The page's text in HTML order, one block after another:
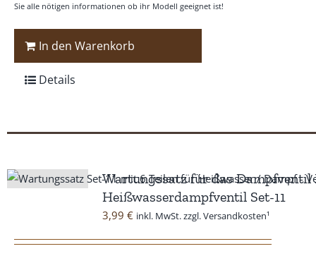
Sie alle nötigen informationen ob ihr Modell geeignet ist!
In den Warenkorb
Details
Wartungssatz für das Dampfventil
Heißwasserdampfventil Set-11
3,99 € inkl. MwSt. zzgl. Versandkosten¹